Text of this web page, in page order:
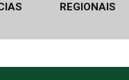
REGIONAIS